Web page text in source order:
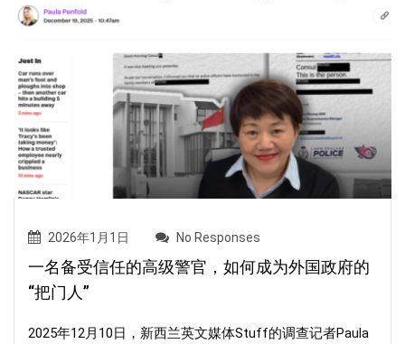
2026年1月1日 No Responses
一名备受信任的高级警官，如何成为外国政府的
“把门人”
2025年12月10日，新西兰英文媒体Stuff的调查记者Paula